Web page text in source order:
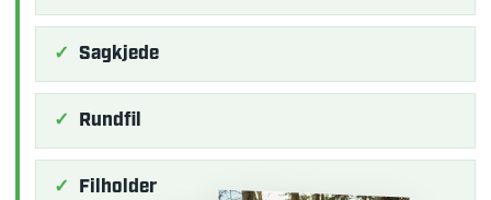
Sagkjede
Rundfil
Filholder